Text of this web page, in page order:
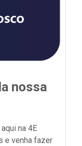
nossa
na 4E
e venha fazer